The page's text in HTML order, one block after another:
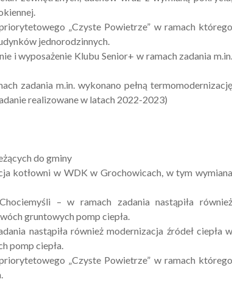
„Czyste Powietrze” w ramach którego
jednorodzinnych.
i wyposażenie Klubu Senior+ w ramach zadania m.in.
zadania m.in. wykonano pełną termomodernizację
realizowane w latach 2022-2023)
do gminy
kotłowni w WDK w Grochowicach, w tym wymiana
– w ramach zadania nastąpiła również
gruntowych pomp ciepła.
nastąpiła również modernizacja źródeł ciepła w
pomp ciepła.
„Czyste Powietrze” w ramach którego